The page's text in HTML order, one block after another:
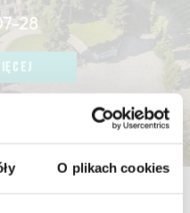
O plikach cookies
28